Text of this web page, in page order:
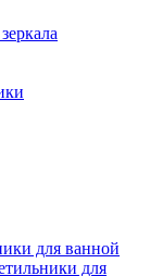
для ванной
для